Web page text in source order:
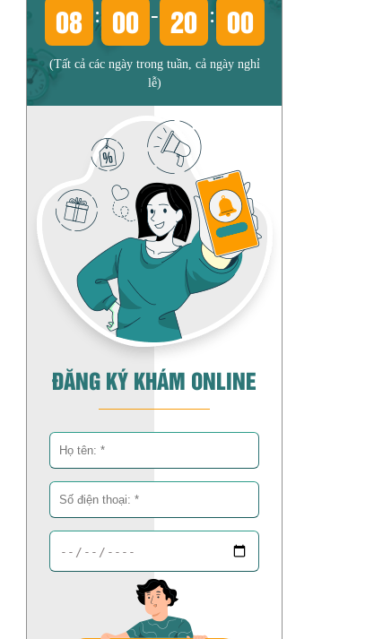
08 : 00 - 20 : 00
(Tất cả các ngày trong tuần, cả ngày nghỉ
lễ)
ĐĂNG KÝ KHÁM ONLINE